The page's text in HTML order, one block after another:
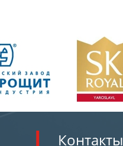
Контакты